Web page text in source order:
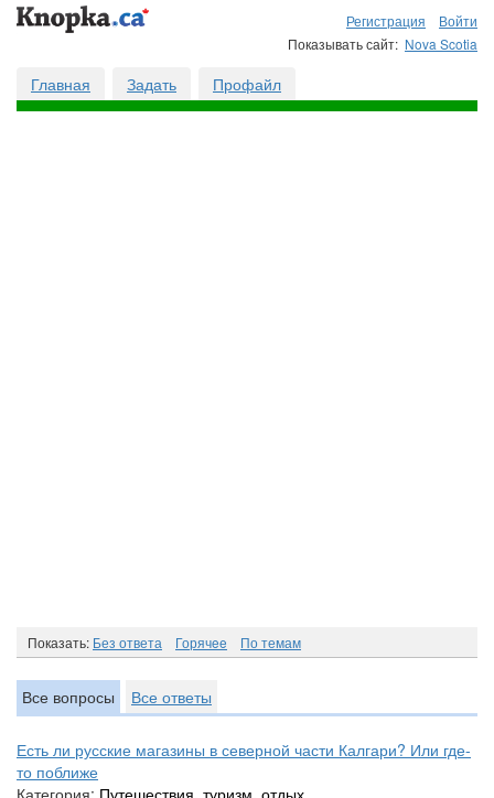
Регистрация
Войти
Показывать сайт: Nova Scotia
Главная Задать Профайл
Показать: Без ответа Горячee По темам
Все вопросы Все ответы
Есть ли русские магазины в северной части Калгари? Или где-
то поближе
Категория: Путешествия, туризм, отдых